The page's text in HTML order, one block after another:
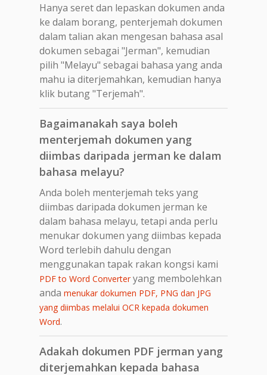
Hanya seret dan lepaskan dokumen anda
ke dalam borang, penterjemah dokumen
dalam talian akan mengesan bahasa asal
dokumen sebagai "Jerman", kemudian
pilih "Melayu" sebagai bahasa yang anda
mahu ia diterjemahkan, kemudian hanya
klik butang "Terjemah".
Bagaimanakah saya boleh
menterjemah dokumen yang
diimbas daripada jerman ke dalam
bahasa melayu?
Anda boleh menterjemah teks yang
diimbas daripada dokumen jerman ke
dalam bahasa melayu, tetapi anda perlu
menukar dokumen yang diimbas kepada
Word terlebih dahulu dengan
menggunakan tapak rakan kongsi kami
PDF to Word Converteryang membolehkan
anda menukar dokumen PDF, PNG dan JPG
yang diimbas melalui OCR kepada dokumen
Word.
Adakah dokumen PDF jerman yang
diterjemahkan kepada bahasa